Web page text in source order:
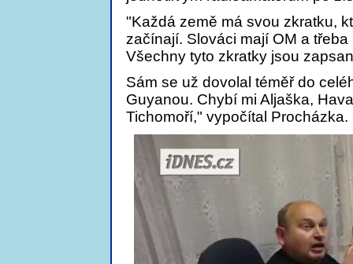
"Každá země má svou zkratku,
začínají. Slováci mají OM a
Všechny tyto zkratky jsou
Sám se už dovolal téměř do
Guyanou. Chybí mi Aljaška,
Tichomoří," vypočítal Procházka.